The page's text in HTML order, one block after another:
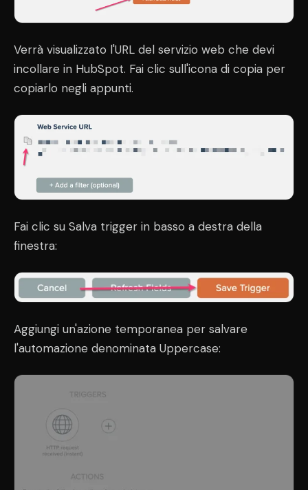
Verrà visualizzato l'URL del servizio web che devi
incollare in HubSpot. Fai clic sull'icona di copia per
copiarlo negli appunti.
Fai clic su Salva trigger in basso a destra della
finestra:
Aggiungi un'azione temporanea per salvare
l'automazione denominata Uppercase: